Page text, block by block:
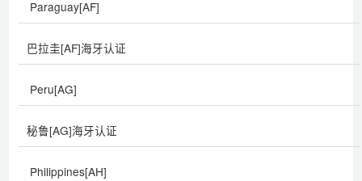
Paraguay[AF]
巴拉圭[AF]海牙认证
Peru[AG]
秘鲁[AG]海牙认证
Philippines[AH]